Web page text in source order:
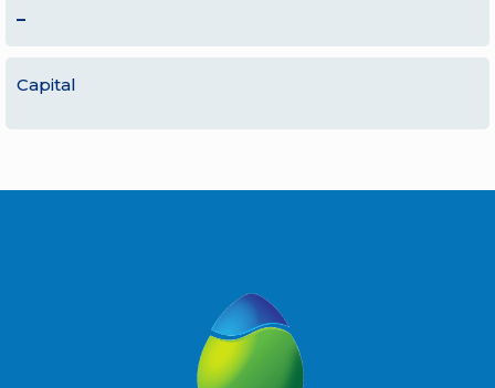
–
Capital